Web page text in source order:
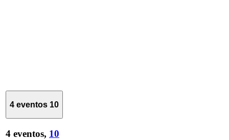
4 eventos 10
4 eventos, 10